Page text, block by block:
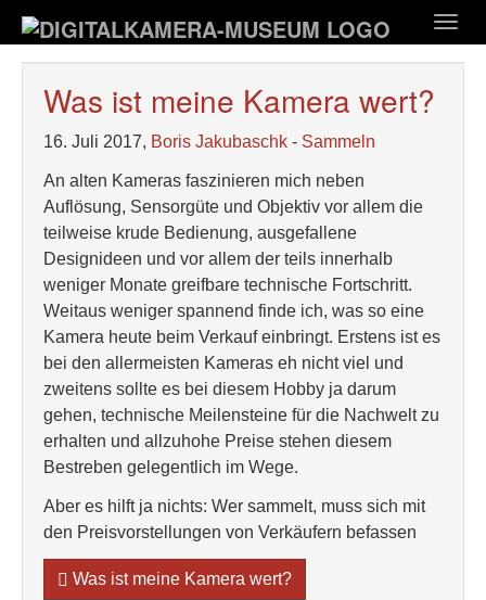
Hauptinhalt
springen
Was ist meine Kamera wert?
16. Juli 2017, Boris Jakubaschk - Sammeln
An alten Kameras faszinieren mich neben
Auflösung, Sensorgüte und Objektiv vor allem die
teilweise krude Bedienung, ausgefallene
Designideen und vor allem der teils innerhalb
weniger Monate greifbare technische Fortschritt.
Weitaus weniger spannend finde ich, was so eine
Kamera heute beim Verkauf einbringt. Erstens ist es
bei den allermeisten Kameras eh nicht viel und
zweitens sollte es bei diesem Hobby ja darum
gehen, technische Meilensteine für die Nachwelt zu
erhalten und allzuhohe Preise stehen diesem
Bestreben gelegentlich im Wege.
Aber es hilft ja nichts: Wer sammelt, muss sich mit
den Preisvorstellungen von Verkäufern befassen
Was ist meine Kamera wert?